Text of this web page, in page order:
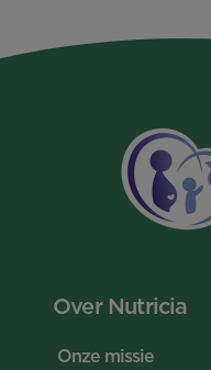
Over Nutricia
Onze missie